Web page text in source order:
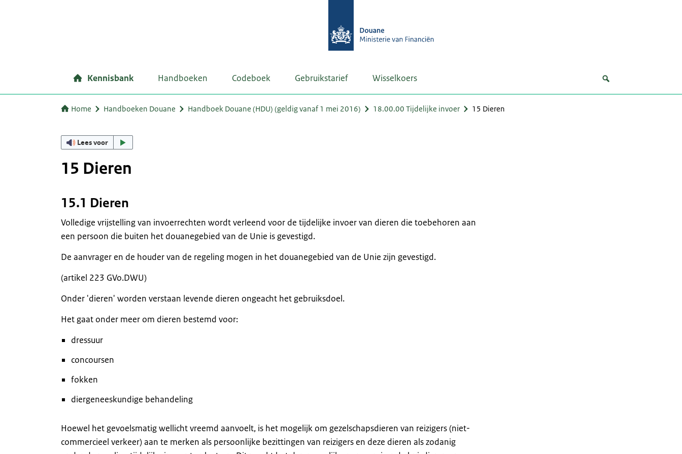
Kennisbank Handboeken Codeboek Gebruikstarief Wisselkoers
Home Handboeken Douane Handboek Douane (HDU) (geldig vanaf 1 mei 2016) 18.00.00 Tijdelijke invoer 15 Dieren
Lees voor
15 Dieren
15.1 Dieren
Volledige vrijstelling van invoerrechten wordt verleend voor de tijdelijke invoer van dieren die toebehoren aan
een persoon die buiten het douanegebied van de Unie is gevestigd.
De aanvrager en de houder van de regeling mogen in het douanegebied van de Unie zijn gevestigd.
(artikel 223 GVo.DWU)
Onder 'dieren' worden verstaan levende dieren ongeacht het gebruiksdoel.
Het gaat onder meer om dieren bestemd voor:
dressuur
concoursen
fokken
diergeneeskundige behandeling
Hoewel het gevoelsmatig wellicht vreemd aanvoelt, is het mogelijk om gezelschapsdieren van reizigers (niet-
commercieel verkeer) aan te merken als persoonlijke bezittingen van reizigers en deze dieren als zodanig